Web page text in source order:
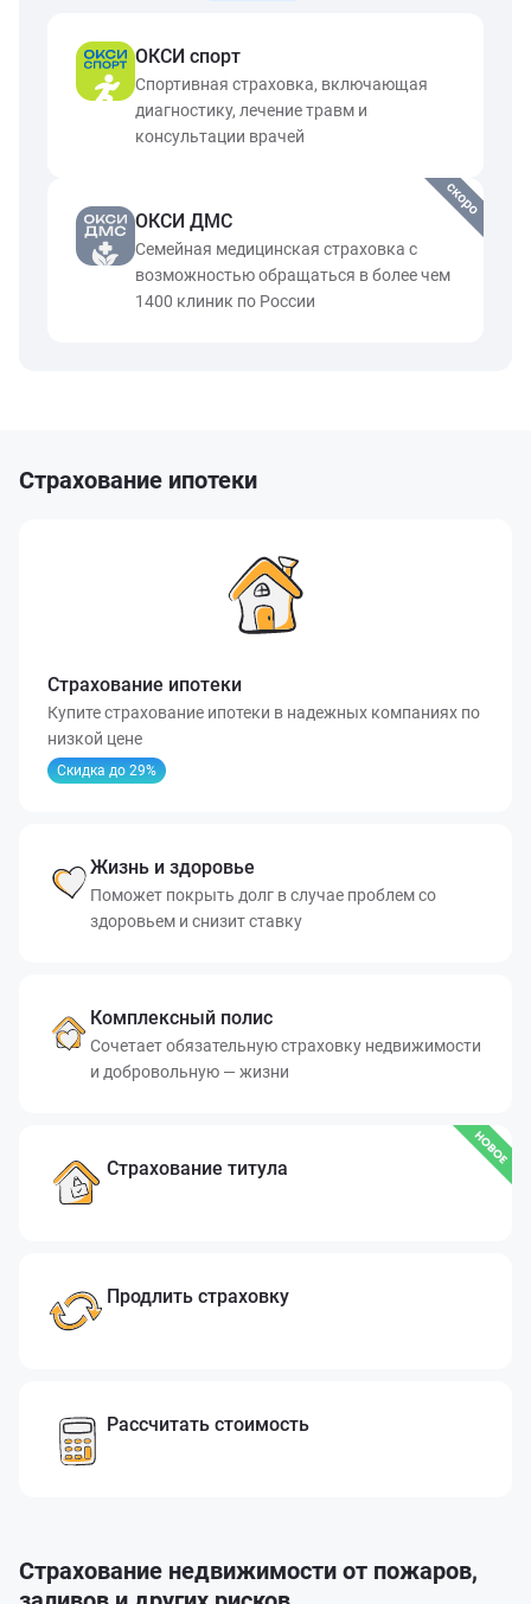
ОКСИ спорт
Спортивная страховка, включающая
диагностику, лечение травм и
консультации врачей
ОКСИ ДМС
Семейная медицинская страховка с
возможностью обращаться в более чем
1400 клиник по России
Страхование ипотеки
Страхование ипотеки
Купите страхование ипотеки в надежных компаниях по
низкой цене
Скидка до 29%
Жизнь и здоровье
Поможет покрыть долг в случае проблем со
здоровьем и снизит ставку
Комплексный полис
Сочетает обязательную страховку недвижимости
и добровольную — жизни
Страхование титула
Продлить страховку
Рассчитать стоимость
Страхование недвижимости от пожаров,